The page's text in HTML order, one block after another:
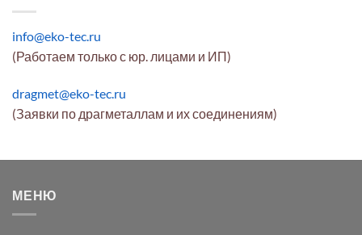
info@eko-tec.ru
(Работаем только с юр. лицами и ИП)
dragmet@eko-tec.ru
(Заявки по драгметаллам и их соединениям)
МЕНЮ